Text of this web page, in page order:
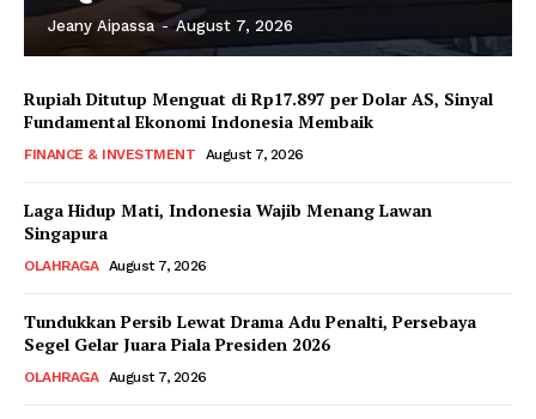
Jeany Aipassa - August 7, 2026
Rupiah Ditutup Menguat di Rp17.897 per Dolar AS, Sinyal
Fundamental Ekonomi Indonesia Membaik
FINANCE & INVESTMENT August 7, 2026
Laga Hidup Mati, Indonesia Wajib Menang Lawan
Singapura
OLAHRAGA August 7, 2026
Tundukkan Persib Lewat Drama Adu Penalti, Persebaya
Segel Gelar Juara Piala Presiden 2026
OLAHRAGA August 7, 2026